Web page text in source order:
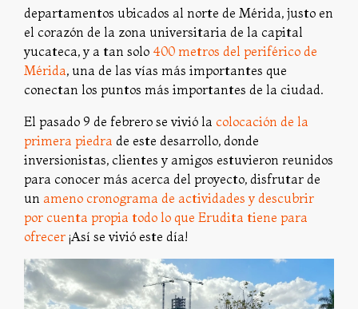
departamentos ubicados al norte de Mérida, justo en
el corazón de la zona universitaria de la capital
yucateca, y a tan solo 400 metros del periférico de
Mérida, una de las vías más importantes que
conectan los puntos más importantes de la ciudad.
El pasado 9 de febrero se vivió la colocación de la
primera piedra de este desarrollo, donde
inversionistas, clientes y amigos estuvieron reunidos
para conocer más acerca del proyecto, disfrutar de
un ameno cronograma de actividades y descubrir
por cuenta propia todo lo que Erudita tiene para
ofrecer ¡Así se vivió este día!